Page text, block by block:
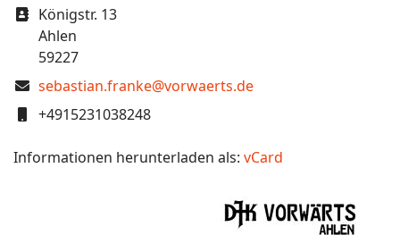
Adresse
Königstr. 13
Ahlen
59227
COM_CONTACT_EMAIL
sebastian.franke@vorwaerts.de
Mobil
+4915231038248
Informationen herunterladen als: vCard